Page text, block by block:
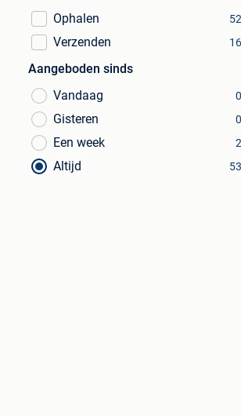
Ophalen
52
Verzenden 16
Aangeboden sinds
Vandaag
0
Gisteren 0
Een week 2
Altijd 53